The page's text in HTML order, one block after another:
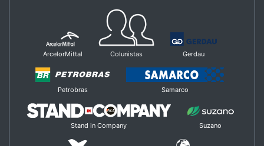
ArcelorMittal Colunistas Gerdau
Petrobras Samarco
Stand in Company Suzano